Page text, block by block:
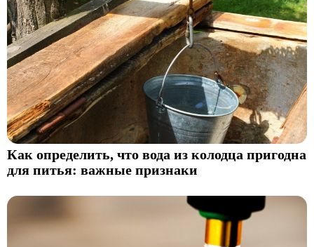
Как определить, что вода из колодца пригодна
для питья: важные признаки